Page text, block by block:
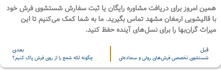
همین امروز برای دریافت مشاوره رایگان یا ثبت سفارش شستشوی فرش خود
با قالیشویی ارمغان مشهد تماس بگیرید. ما به شما کمک می‌کنیم تا این
میراث گران‌بها را برای نسل‌های آینده حفظ کنید.
قبل
شستشوی تخصصی فرش‌های رولی و سجاده‌ای
بعدی
چگونه لکه شمع را از روی فرش پاک کنیم؟